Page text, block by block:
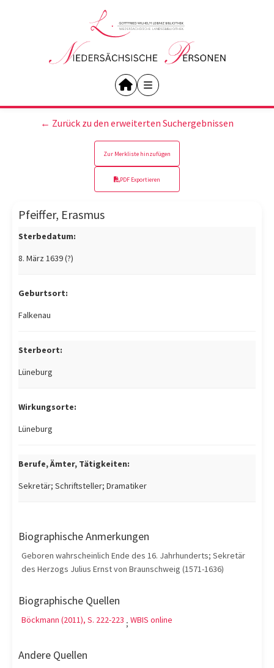
← Zurück zu den erweiterten Suchergebnissen
Zur Merkliste hinzufügen
PDF Exportieren
Pfeiffer, Erasmus
Sterbedatum:
8. März 1639 (?)
Geburtsort:
Falkenau
Sterbeort:
Lüneburg
Wirkungsorte:
Lüneburg
Berufe, Ämter, Tätigkeiten:
Sekretär; Schriftsteller; Dramatiker
Biographische Anmerkungen
Geboren wahrscheinlich Ende des 16. Jahrhunderts; Sekretär
des Herzogs Julius Ernst von Braunschweig (1571-1636)
Biographische Quellen
Böckmann (2011), S. 222-223 ; WBIS online
Andere Quellen